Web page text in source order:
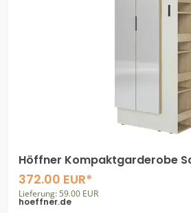
Höffner Kompaktgarderobe Salo ¦ holzfarben ¦
Maße (cm): B: 76 H: 201,5 T: 37.0
372.00 EUR*
Lieferung: 59.00 EUR
hoeffner.de